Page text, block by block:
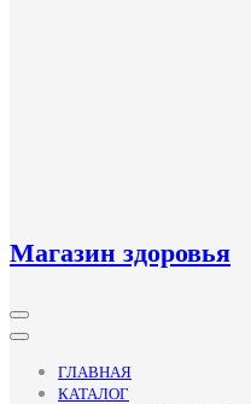
Магазин здоровья
Кнопка
Открыть
ГЛАВНАЯ
КАТАЛОГ